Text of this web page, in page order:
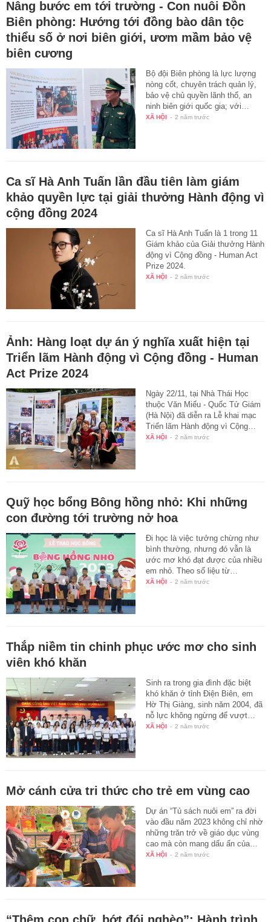
Nâng bước em tới trường - Con nuôi Đồn
Biên phòng: Hướng tới đồng bào dân tộc
thiểu số ở nơi biên giới, ươm mầm bảo vệ
biên cương
Bộ đội Biên phòng là lực lượng
nòng cốt, chuyên trách quản lý,
bảo vệ chủ quyền lãnh thổ, an
ninh biên giới quốc gia; với…
XÃ HỘI - 2 năm trước
Ca sĩ Hà Anh Tuấn lần đầu tiên làm giám
khảo quyền lực tại giải thưởng Hành động vì
cộng đồng 2024
Ca sĩ Hà Anh Tuấn là 1 trong 11
Giám khảo của Giải thưởng Hành
động vì Cộng đồng - Human Act
Prize 2024.
XÃ HỘI - 2 năm trước
Ảnh: Hàng loạt dự án ý nghĩa xuất hiện tại
Triển lãm Hành động vì Cộng đồng - Human
Act Prize 2024
Ngày 22/11, tại Nhà Thái Học
thuộc Văn Miếu - Quốc Tử Giám
(Hà Nội) đã diễn ra Lễ khai mạc
Triển lãm Hành động vì Cộng…
XÃ HỘI - 2 năm trước
Quỹ học bổng Bông hồng nhỏ: Khi những
con đường tới trường nở hoa
Đi học là việc tưởng chừng như
bình thường, nhưng đó vẫn là
ước mơ khó đạt được của nhiều
em nhỏ. Theo số liệu từ…
XÃ HỘI - 2 năm trước
Thắp niềm tin chinh phục ước mơ cho sinh
viên khó khăn
Sinh ra trong gia đình đặc biệt
khó khăn ở tỉnh Điện Biên, em
Hờ Thị Giàng, sinh năm 2004, đã
nỗ lực không ngừng để vượt…
XÃ HỘI - 2 năm trước
Mở cánh cửa tri thức cho trẻ em vùng cao
Dự án “Tủ sách nuôi em” ra đời
vào đầu năm 2023 không chỉ nhờ
những trăn trở về giáo dục vùng
cao mà còn mang dấu ấn của…
XÃ HỘI - 2 năm trước